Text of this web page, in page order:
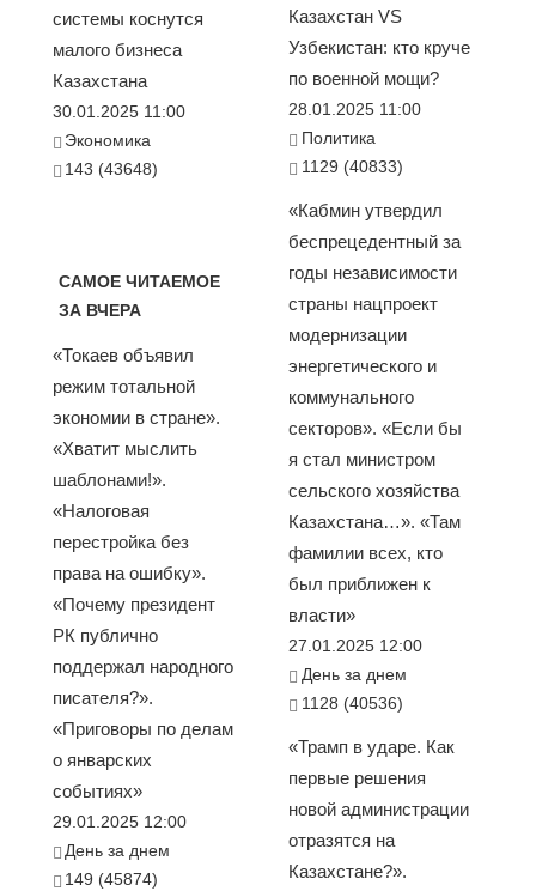
системы коснутся
малого бизнеса
Казахстана
30.01.2025 11:00
Экономика
143 (43648)
САМОЕ ЧИТАЕМОЕ
ЗА ВЧЕРА
«Токаев объявил
режим тотальной
экономии в стране».
«Хватит мыслить
шаблонами!».
«Налоговая
перестройка без
права на ошибку».
«Почему президент
РК публично
поддержал народного
писателя?».
«Приговоры по делам
о январских
событиях»
29.01.2025 12:00
День за днем
149 (45874)
Казахстан VS
Узбекистан: кто круче
по военной мощи?
28.01.2025 11:00
Политика
1129 (40833)
«Кабмин утвердил
беспрецедентный за
годы независимости
страны нацпроект
модернизации
энергетического и
коммунального
секторов». «Если бы
я стал министром
сельского хозяйства
Казахстана…». «Там
фамилии всех, кто
был приближен к
власти»
27.01.2025 12:00
День за днем
1128 (40536)
«Трамп в ударе. Как
первые решения
новой администрации
отразятся на
Казахстане?».